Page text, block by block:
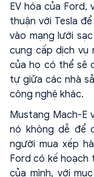
EV hóa của
thuận với Tesla
vào mạng lưới
cung cấp dịch vụ
của họ có thể sẽ
tự giữa các nhà
công nghệ khác.
Mustang Mach-E
nó không dễ để
người mua xếp
Ford có kế hoạch
của mình, với